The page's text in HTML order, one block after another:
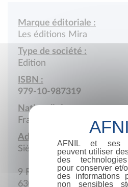
Marque éditoriale :
Les éditions Mira
Type de société :
Edition
ISBN :
979-10-987319
Nationalité :
France
Adresse :
Siège social
9 Rue Philippe-Marcombes
63000 Clermont-Ferrand
AFNIL et ses
peuvent utiliser
des
pour conserver et/
des informations
non sensibles